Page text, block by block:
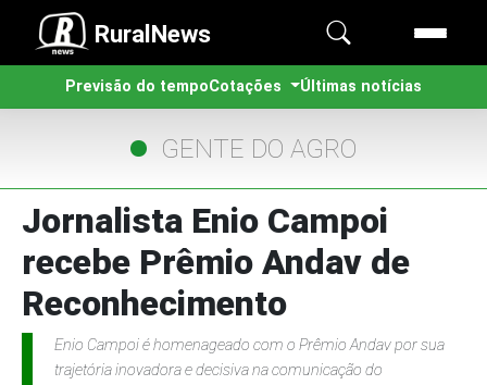
RuralNews
Previsão do tempoCotações Últimas notícias
GENTE DO AGRO
Jornalista Enio Campoi
recebe Prêmio Andav de
Reconhecimento
Enio Campoi é homenageado com o Prêmio Andav por sua
trajetória inovadora e decisiva na comunicação do